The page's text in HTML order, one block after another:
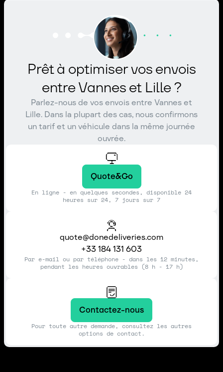
Prêt à optimiser vos envois
entre Vannes et Lille ?
Parlez-nous de vos envois entre Vannes et
Lille. Dans la plupart des cas, nous confirmons
un tarif et un véhicule dans la même journée
ouvrée.
Quote&Go
En ligne - en quelques secondes, disponible 24
heures sur 24, 7 jours sur 7
quote@donedeliveries.com
+33 184 131 603
Par e-mail ou par téléphone - dans les 12 minutes,
pendant les heures ouvrables (8 h - 17 h)
Contactez-nous
Pour toute autre demande, consultez les autres
options de contact.